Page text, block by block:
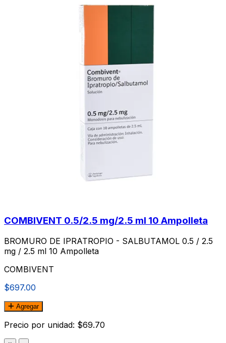
COMBIVENT 0.5/2.5 mg/2.5 ml 10 Ampolleta
BROMURO DE IPRATROPIO - SALBUTAMOL 0.5 / 2.5
mg / 2.5 ml 10 Ampolleta
COMBIVENT
$697.00
Agregar
Precio por unidad: $69.70